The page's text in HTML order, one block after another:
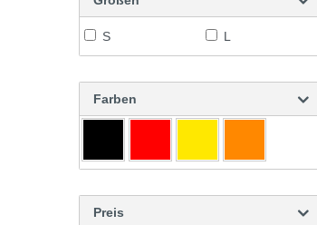
S L
Farben
Preis